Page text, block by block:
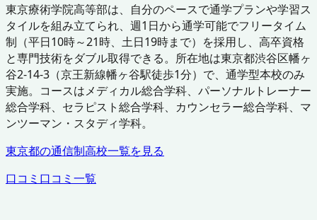
東京療術学院高等部は、自分のペースで通学プランや学習ス
タイルを組み立てられ、週1日から通学可能でフリータイム
制（平日10時～21時、土日19時まで）を採用し、高卒資格
と専門技術をダブル取得できる。所在地は東京都渋谷区幡ヶ
谷2-14-3（京王新線幡ヶ谷駅徒歩1分）で、通学型本校のみ
実施。コースはメディカル総合学科、パーソナルトレーナー
総合学科、セラピスト総合学科、カウンセラー総合学科、マ
ンツーマン・スタディ学科。
東京都の通信制高校一覧を見る
口コミ 口コミ一覧